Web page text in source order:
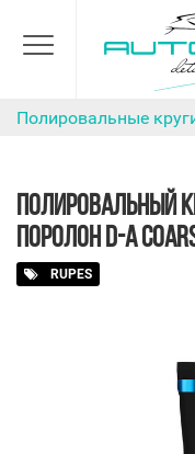
Полировальные
ПОЛИРОВАЛЬНЫЙ
ПОРОЛОН D-A
RUPES